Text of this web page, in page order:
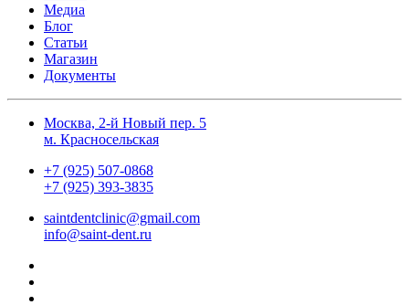
Медиа
Блог
Статьи
Магазин
Документы
Москва, 2-й Новый пер. 5
м. Красносельская
+7 (925) 507-0868
+7 (925) 393-3835
saintdentclinic@gmail.com
info@saint-dent.ru